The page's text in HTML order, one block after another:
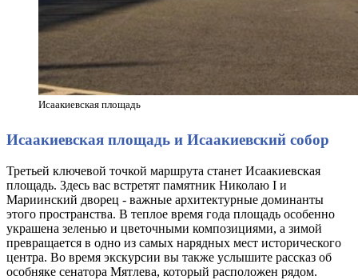
Исаакиевская площадь
Исаакиевская площадь и Исаакиевский собор
Третьей ключевой точкой маршрута станет Исаакиевская
площадь. Здесь вас встретят памятник Николаю I и
Мариинский дворец - важные архитектурные доминанты
этого пространства. В теплое время года площадь особенно
украшена зеленью и цветочными композициями, а зимой
превращается в одно из самых нарядных мест исторического
центра. Во время экскурсии вы также услышите рассказ об
особняке сенатора Мятлева, который расположен рядом.